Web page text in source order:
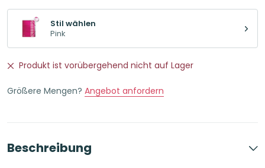
Stil wählen
Pink
Produkt ist vorübergehend nicht auf Lager
Größere Mengen? Angebot anfordern
Beschreibung